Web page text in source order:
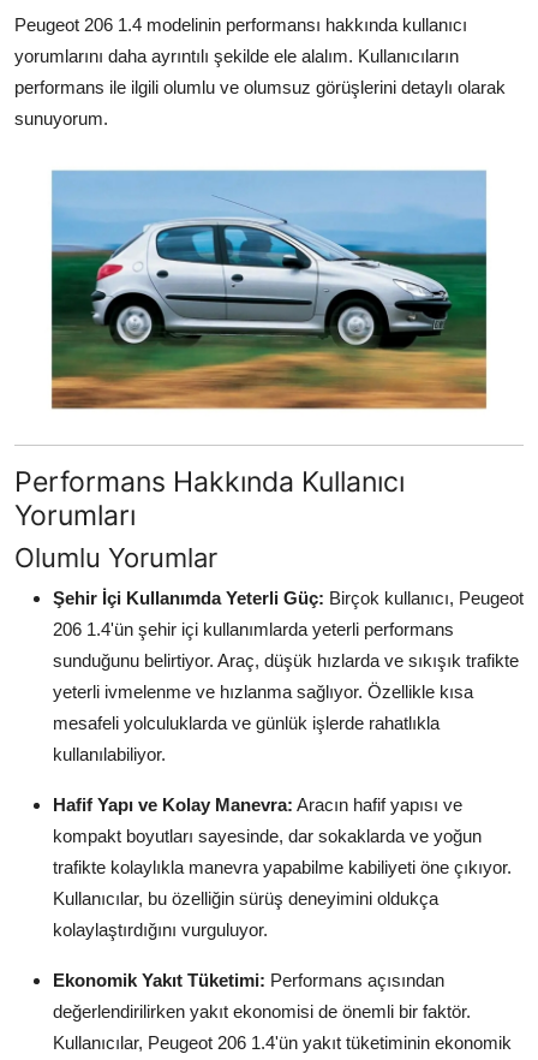
Peugeot 206 1.4 modelinin performansı hakkında kullanıcı
yorumlarını daha ayrıntılı şekilde ele alalım. Kullanıcıların
performans ile ilgili olumlu ve olumsuz görüşlerini detaylı olarak
sunuyorum.
Performans Hakkında Kullanıcı
Yorumları
Olumlu Yorumlar
Şehir İçi Kullanımda Yeterli Güç: Birçok kullanıcı, Peugeot
206 1.4'ün şehir içi kullanımlarda yeterli performans
sunduğunu belirtiyor. Araç, düşük hızlarda ve sıkışık trafikte
yeterli ivmelenme ve hızlanma sağlıyor. Özellikle kısa
mesafeli yolculuklarda ve günlük işlerde rahatlıkla
kullanılabiliyor.
Hafif Yapı ve Kolay Manevra: Aracın hafif yapısı ve
kompakt boyutları sayesinde, dar sokaklarda ve yoğun
trafikte kolaylıkla manevra yapabilme kabiliyeti öne çıkıyor.
Kullanıcılar, bu özelliğin sürüş deneyimini oldukça
kolaylaştırdığını vurguluyor.
Ekonomik Yakıt Tüketimi: Performans açısından
değerlendirilirken yakıt ekonomisi de önemli bir faktör.
Kullanıcılar, Peugeot 206 1.4'ün yakıt tüketiminin ekonomik